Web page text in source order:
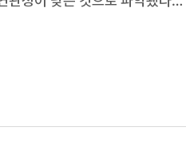
가능성을 완전히 배제할 수 없